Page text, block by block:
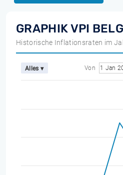
GRAPHIK VPI
Historische Inflationsraten im
Alles ▾ Von 1 Jan